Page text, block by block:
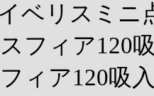
ベリスミニ
フィア120
ィア120吸